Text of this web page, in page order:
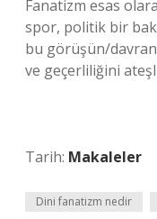
Fanatizm esas
spor, politik bir
bu görüşün/
ve geçerliliğini
Tarih: Makaleler
Dini fanatizm nedir